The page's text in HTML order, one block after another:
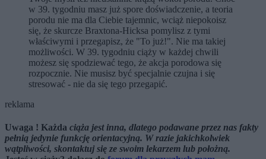
w 39. tygodniu masz już spore doświadczenie, a teoria
porodu nie ma dla Ciebie tajemnic, wciąż niepokoisz
się, że skurcze Braxtona-Hicksa pomylisz z tymi
właściwymi i przegapisz, że "To już!". Nie ma takiej
możliwości. W 39. tygodniu ciąży w każdej chwili
możesz się spodziewać tego, że akcja porodowa się
rozpocznie. Nie musisz być specjalnie czujna i się
stresować - nie da się tego przegapić.
reklama
Uwaga ! Każda ciąża jest inna, dlatego podawane przez nas fakty
pełnią jedynie funkcję orientacyjną. W razie jakichkolwiek
wątpliwości, skontaktuj się ze swoim lekarzem lub położną.